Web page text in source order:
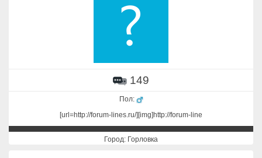
149
Пол:
[url=http://forum-lines.ru/][img]http://forum-line
Город: Горловка